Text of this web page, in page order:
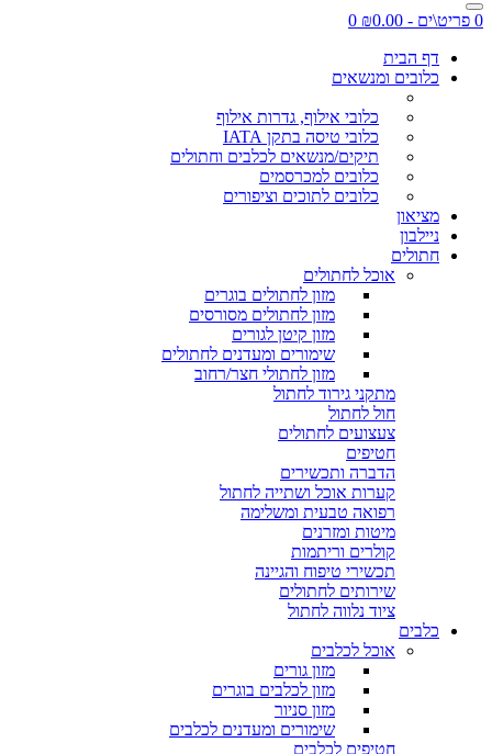
0 פריט\ים - ₪0.00
0
דף הבית
כלובים ומנשאים
כלובי אילוף, גדרות אילוף
כלובי טיסה בתקן IATA
תיקים/מנשאים לכלבים וחתולים
כלובים למכרסמים
כלובים לתוכים וציפורים
מציאון
ניילבון
חתולים
אוכל לחתולים
מזון לחתולים בוגרים
מזון לחתולים מסורסים
מזון קיטן לגורים
שימורים ומעדנים לחתולים
מזון לחתולי חצר/רחוב
מתקני גירוד לחתול
חול לחתול
צעצועים לחתולים
חטיפים
הדברה ותכשירים
קערות אוכל ושתייה לחתול
רפואה טבעית ומשלימה
מיטות ומזרנים
קולרים וריתמות
תכשירי טיפוח והגיינה
שירותים לחתולים
ציוד נלווה לחתול
כלבים
אוכל לכלבים
מזון גורים
מזון לכלבים בוגרים
מזון סניור
שימורים ומעדנים לכלבים
חטיפים לכלבים